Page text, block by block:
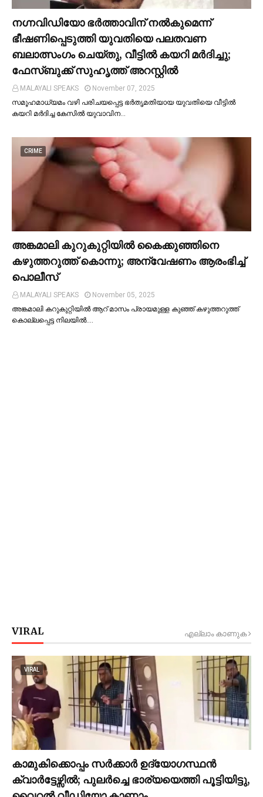
നഗ്നവിഡിയോ ഭര്‍ത്താവിന് നല്‍കുമെന്ന്
ഭീഷണിപ്പെടുത്തി യുവതിയെ പലതവണ
ബലാത്സംഗം ചെയ്തു, വീട്ടില്‍ കയറി മര്‍ദിച്ചു;
ഫേസ്ബുക്ക് സുഹൃത്ത് അറസ്റ്റില്‍
MALAYALI SPEAKS
November 07, 2025
സമൂഹമാധ്യമം വഴി പരിചയപ്പെട്ട ഭർതൃമതിയായ യുവതിയെ വീട്ടില്‍
കയറി മർദിച്ച കേസില്‍ യുവാവിന…
CRIME
അങ്കമാലി കുറുകുറ്റിയില്‍ കൈക്കുഞ്ഞിനെ
കഴുത്തറുത്ത് കൊന്നു; അന്വേഷണം ആരംഭിച്ച്‌
പൊലീസ്
MALAYALI SPEAKS
November 05, 2025
അങ്കമാലി കറുകുറ്റിയില്‍ ആറ് മാസം പ്രായമുള്ള കുഞ്ഞ് കഴുത്തറുത്ത്
കൊല്ലപ്പെട്ട നിലയില്‍.…
VIRAL എല്ലാം കാണുക
VIRAL
കാമുകിക്കൊപ്പം സര്‍ക്കാര്‍ ഉദ്യോഗസ്ഥൻ
ക്വാര്‍ട്ടേഴ്സില്‍; പുലര്‍ച്ചെ ഭാര്യയെത്തി പൂട്ടിയിട്ടു,